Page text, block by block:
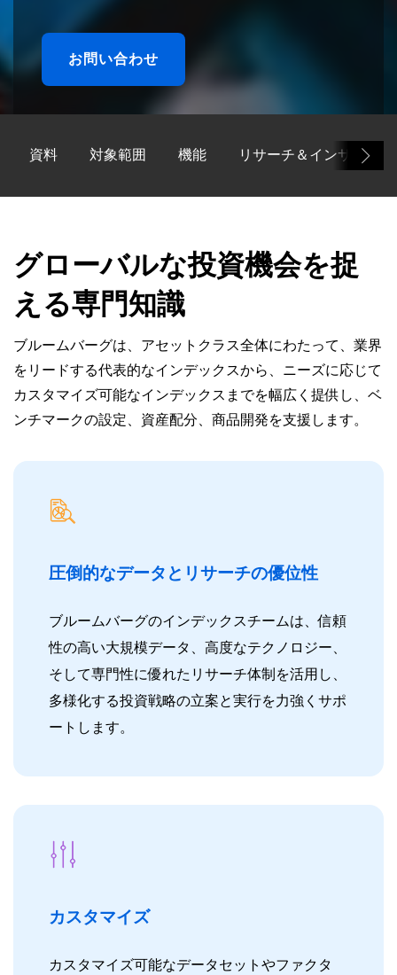
お問い合わせ
資料 対象範囲 機能 リサーチ＆インサイト
グローバルな投資機会を捉
える専門知識
ブルームバーグは、アセットクラス全体にわたって、業界
をリードする代表的なインデックスから、ニーズに応じて
カスタマイズ可能なインデックスまでを幅広く提供し、ベ
ンチマークの設定、資産配分、商品開発を支援します。
圧倒的なデータとリサーチの優位性
ブルームバーグのインデックスチームは、信頼
性の高い大規模データ、高度なテクノロジー、
そして専門性に優れたリサーチ体制を活用し、
多様化する投資戦略の立案と実行を力強くサポ
ートします。
カスタマイズ
カスタマイズ可能なデータセットやファクタ